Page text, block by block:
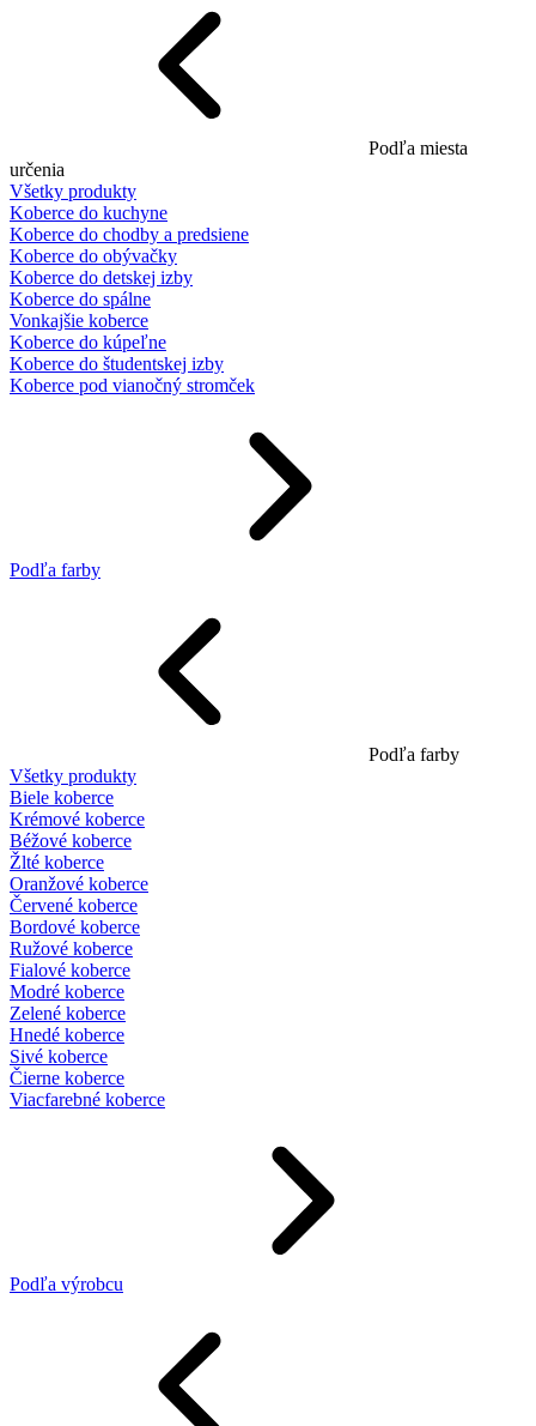
Podľa miesta
určenia
Všetky produkty
Koberce do kuchyne
Koberce do chodby a predsiene
Koberce do obývačky
Koberce do detskej izby
Koberce do spálne
Vonkajšie koberce
Koberce do kúpeľne
Koberce do študentskej izby
Koberce pod vianočný stromček
Podľa farby
Podľa farby
Všetky produkty
Biele koberce
Krémové koberce
Béžové koberce
Žlté koberce
Oranžové koberce
Červené koberce
Bordové koberce
Ružové koberce
Fialové koberce
Modré koberce
Zelené koberce
Hnedé koberce
Sivé koberce
Čierne koberce
Viacfarebné koberce
Podľa výrobcu